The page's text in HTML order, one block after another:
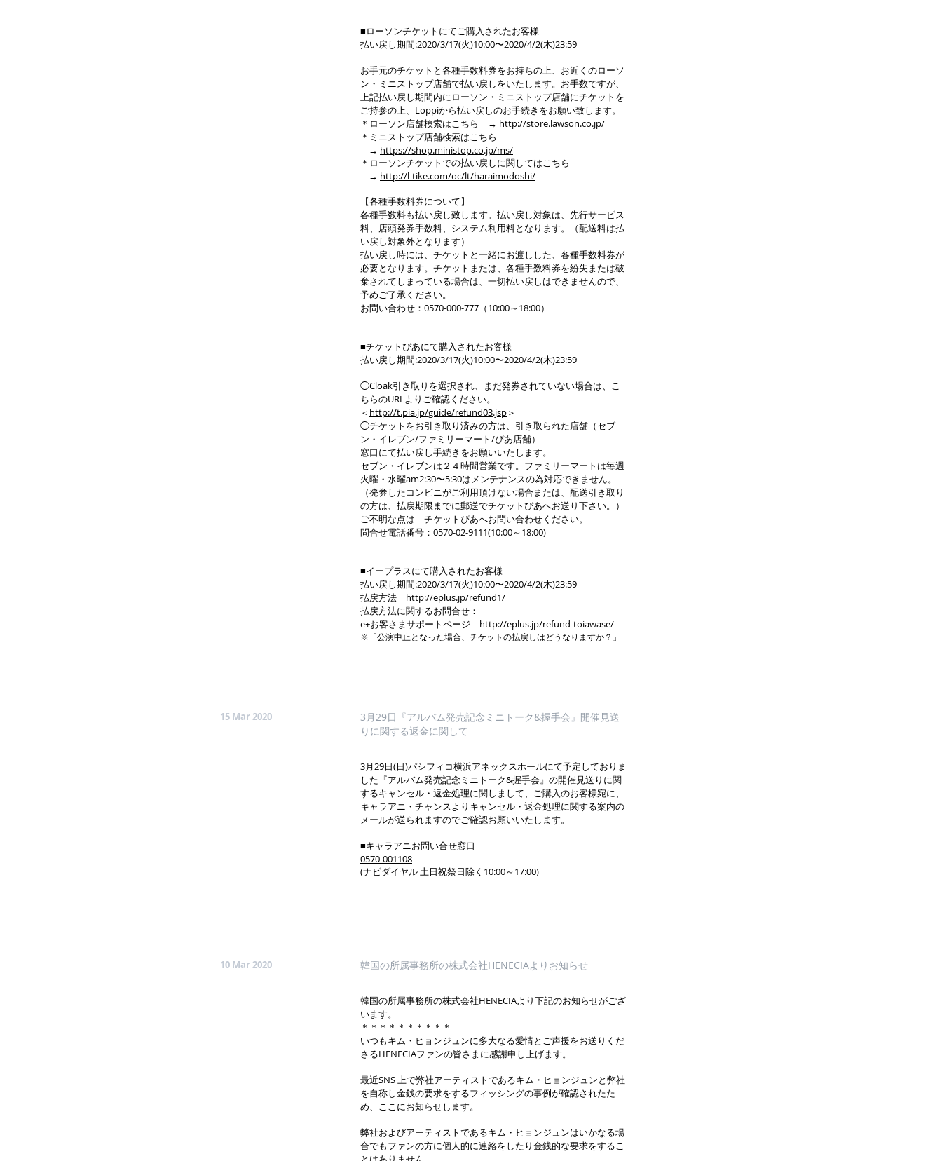
■ローソンチケットにてご購入されたお客様
払い戻し期間:2020/3/17(火)10:00〜2020/4/2(木)23:59
お手元のチケットと各種手数料券をお持ちの上、お近くのローソ
ン・ミニストップ店舗で払い戻しをいたします。お手数ですが、
上記払い戻し期間内にローソン・ミニストップ店舗にチケットを
ご持参の上、Loppiから払い戻しのお手続きをお願い致します。
＊ローソン店舗検索はこちら → http://store.lawson.co.jp/
＊ミニストップ店舗検索はこちら
→ https://shop.ministop.co.jp/ms/
＊ローソンチケットでの払い戻しに関してはこちら
→ http://l-tike.com/oc/lt/haraimodoshi/
【各種手数料券について】
各種手数料も払い戻し致します。払い戻し対象は、先行サービス
料、店頭発券手数料、システム利用料となります。（配送料は払
い戻し対象外となります）
払い戻し時には、チケットと一緒にお渡しした、各種手数料券が
必要となります。チケットまたは、各種手数料券を紛失または破
棄されてしまっている場合は、一切払い戻しはできませんので、
予めご了承ください。
お問い合わせ：0570-000-777（10:00～18:00）
■チケットぴあにて購入されたお客様
払い戻し期間:2020/3/17(火)10:00〜2020/4/2(木)23:59
◯Cloak引き取りを選択され、まだ発券されていない場合は、こ
ちらのURLよりご確認ください。
＜ http://t.pia.jp/guide/refund03.jsp＞
◯チケットをお引き取り済みの方は、引き取られた店舗（セブ
ン・イレブン/ファミリーマート/ぴあ店舗）
窓口にて払い戻し手続きをお願いいたします。
セブン・イレブンは２４時間営業です。ファミリーマートは毎週
火曜・水曜am2:30〜5:30はメンテナンスの為対応できません。
（発券したコンビニがご利用頂けない場合または、配送引き取り
の方は、払戻期限までに郵送でチケットぴあへお送り下さい。）
ご不明な点は チケットぴあへお問い合わせください。
問合せ電話番号：0570-02-9111(10:00～18:00)
■イープラスにて購入されたお客様
払い戻し期間:2020/3/17(火)10:00〜2020/4/2(木)23:59
払戻方法 http://eplus.jp/refund1/
払戻方法に関するお問合せ：
e+お客さまサポートページ http://eplus.jp/refund-toiawase/
※「公演中止となった場合、チケットの払戻しはどうなりますか？」
15 Mar 2020
3月29日『アルバム発売記念ミニトーク&握手会』開催見送
りに関する返金に関して
3月29日(日)パシフィコ横浜アネックスホールにて予定しておりま
した『アルバム発売記念ミニトーク&握手会』の開催見送りに関
するキャンセル・返金処理に関しまして、ご購入のお客様宛に、
キャラアニ・チャンスよりキャンセル・返金処理に関する案内の
メールが送られますのでご確認お願いいたします。
■キャラアニお問い合せ窓口
0570-001108
(ナビダイヤル 土日祝祭日除く10:00～17:00)
10 Mar 2020 韓国の所属事務所の株式会社HENECIAよりお知らせ
韓国の所属事務所の株式会社HENECIAより下記のお知らせがござ
います。
＊＊＊＊＊＊＊＊＊＊
いつもキム・ヒョンジュンに多大なる愛情とご声援をお送りくだ
さるHENECIAファンの皆さまに感謝申し上げます。
最近SNS 上で弊社アーティストであるキム・ヒョンジュンと弊社
を自称し金銭の要求をするフィッシングの事例が確認されたた
め、ここにお知らせします。
弊社およびアーティストであるキム・ヒョンジュンはいかなる場
合でもファンの方に個人的に連絡をしたり金銭的な要求をするこ